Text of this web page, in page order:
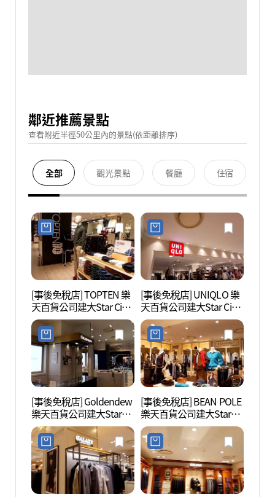
鄰近推薦景點
查看附近半徑50公里內的景點(依距離排序)
全部 觀光景點 餐廳 住宿
[事後免稅店] TOPTEN 樂
天百貨公司建大Star City
店(탑텐 롯데백화점 건대
스타시티점)
[事後免稅店] UNIQLO 樂
天百貨公司建大Star City
店(유니클로 롯데백화점
건대스타시티점)
[事後免稅店] Goldendew
樂天百貨公司建大Star
City店(골든듀 롯데백화점
건대스타시티점)
[事後免稅店] BEAN POLE
樂天百貨公司建大Star
City店(빈폴 롯데백화점
건대스타시티점)